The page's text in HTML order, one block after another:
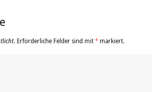
Erforderliche Felder sind mit* markiert.